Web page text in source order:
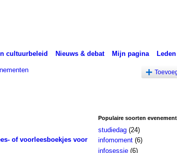
cultuurbeleid Nieuws & debat Mijn pagina Leden
of voorleesboekjes voor
Populaire soorten
studiedag(24)
infomoment(6)
infosessie(6)